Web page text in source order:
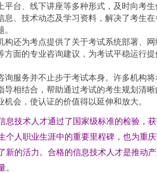
平台、线下讲座等多种形式，及时向考生
息、技术动态及学习资料，解决了考生在
构还为考点提供了关于考试系统部署、
方面的专业咨询建议，为考试平稳运行提
询服务并不止步于考试本身。许多机构将
导相结合，帮助通过考试的考生规划清晰
会，使认证的价值得以延伸和放大。
息技术人才通过了国家级标准的检验，
个人职业生涯中的重要里程碑，也为重
新的活力。合格的信息技术人才是推动